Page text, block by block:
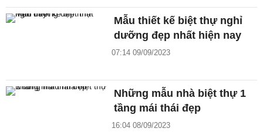
Mẫu thiết kế biệt thự nghỉ
dưỡng đẹp nhất hiện nay
07:14 09/09/2023
Những mẫu nhà biệt thự 1
tầng mái thái đẹp
16:04 08/09/2023